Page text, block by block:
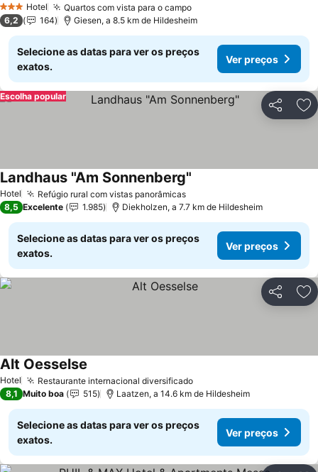
3 EstrelasHotel Quartos com vista para o campo
6,2 164 Giesen, a 8.5 km de Hildesheim
Selecione as datas para ver os preços
exatos.
Ver preços
Partilhar
Escolha popular
Hotel Refúgio rural com vistas panorâmicas
Landhaus "Am Sonnenberg"
8,5 Excelente 1.985 Diekholzen, a 7.7 km de Hildesheim
Selecione as datas para ver os preços
exatos.
Ver preços
Partilhar
Hotel Restaurante internacional diversificado
Alt Oesselse
8,1 Muito boa 515 Laatzen, a 14.6 km de Hildesheim
Selecione as datas para ver os preços
exatos.
Ver preços